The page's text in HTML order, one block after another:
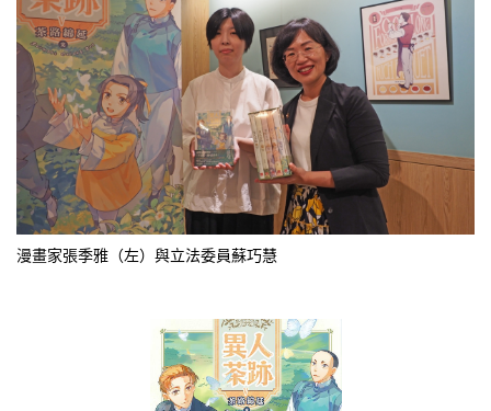
漫畫家張季雅（左）與立法委員蘇巧慧